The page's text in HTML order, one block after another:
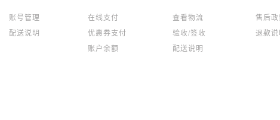
账号管理
配送说明
在线支付
优惠券支付
账户余额
查看物流
验收/签收
配送说明
售后
退款